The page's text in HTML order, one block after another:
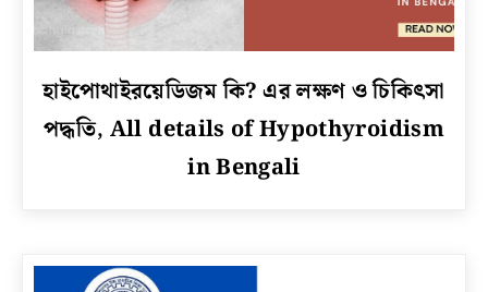
link
হাইপোথাইরয়েডিজম
চিকিৎসা
হাইপোথাইরয়েডিজম কি? এর লক্ষণ ও চিকিৎসা
পদ্ধতি, All details of Hypothyroidism
in Bengali